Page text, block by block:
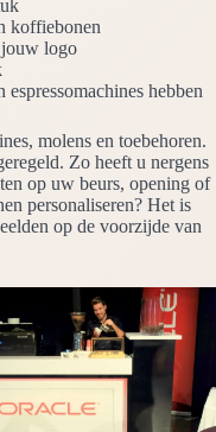
koffiebonen
jouw logo
hebben
molens en toebehoren.
Zo heeft u nergens
op uw beurs, opening of
personaliseren? Het is
op de voorzijde van